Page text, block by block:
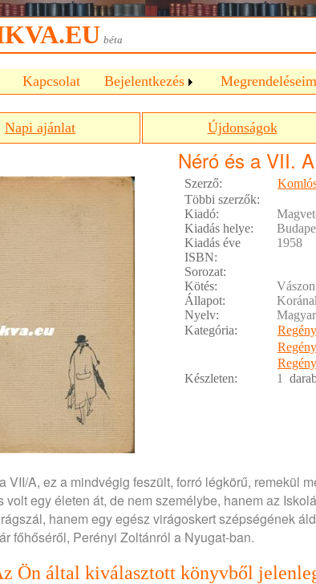
béta
Kapcsolat Bejelentkezés Megrendeléseim
Napi ajánlat Újdonságok
Néró és a VII. A
Szerző:
Többi szerzők:
Kiadó:
Kiadás helye:
Kiadás éve
1958
ISBN:
Sorozat:
Kötés:
Vászon
Állapot:
Nyelv:
Magyar
Kategória:
Regény
Regény
Regény
Készleten:
1
VII/A, ez a mindvégig feszült, forró légkörű, remekül
volt egy életen át, de nem személybe, hanem az
hanem egy egész virágoskert szépségének
főhőséről, Perényi Zoltánról a Nyugat-ban.
Ön által kiválasztott könyvből